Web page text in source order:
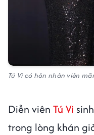
Tú Vi có hôn nhân viên
Diễn viên Tú Vi
trong lòng khán